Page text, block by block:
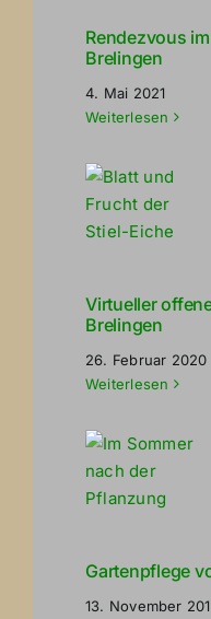
Rendezvous
Brelingen
4. Mai 2021
Weiterlesen
Virtueller
Brelingen
26. Februar 2020
Weiterlesen
Gartenpflege
13. November